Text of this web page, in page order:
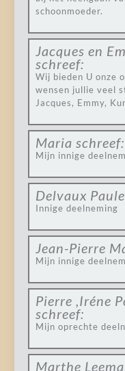
schoonmoeder.
Jacques en
schreef:
Wij bieden U onze
wensen jullie veel
Jacques, Emmy,
Maria schreef:
Mijn innige
Delvaux
Innige deelneming
Jean-Pierre
Mijn innige
Pierre ,Iréne
schreef:
Mijn oprechte
Marthe